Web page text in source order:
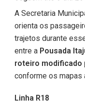
A Secretaria
orienta os
trajetos durante
entre a Pousada
roteiro modificado
conforme os mapas
Linha R18